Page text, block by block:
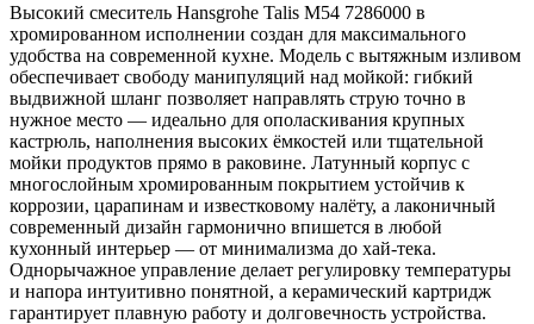
Высокий смеситель Hansgrohe Talis M54 7286000 в
хромированном исполнении создан для максимального
удобства на современной кухне. Модель с вытяжным изливом
обеспечивает свободу манипуляций над мойкой: гибкий
выдвижной шланг позволяет направлять струю точно в
нужное место — идеально для ополаскивания крупных
кастрюль, наполнения высоких ёмкостей или тщательной
мойки продуктов прямо в раковине. Латунный корпус с
многослойным хромированным покрытием устойчив к
коррозии, царапинам и известковому налёту, а лаконичный
современный дизайн гармонично впишется в любой
кухонный интерьер — от минимализма до хай‑тека.
Однорычажное управление делает регулировку температуры
и напора интуитивно понятной, а керамический картридж
гарантирует плавную работу и долговечность устройства.